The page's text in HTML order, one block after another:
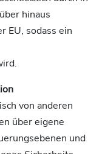
hinaus
EU, sodass ein
von anderen
über eigene
und